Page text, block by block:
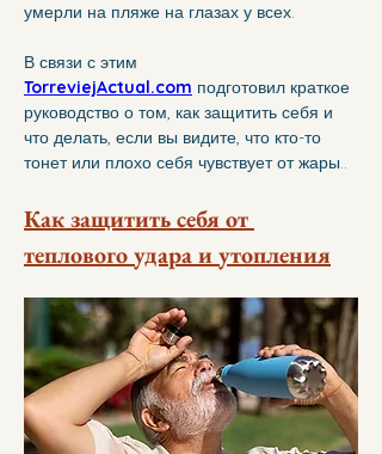
умерли на пляже на глазах у всех.
В связи с этим
TorreviejActual.com подготовил краткое
руководство о том, как защитить себя и
что делать, если вы видите, что кто-то
тонет или плохо себя чувствует от жары..
Как защитить себя от
теплового удара и утопления